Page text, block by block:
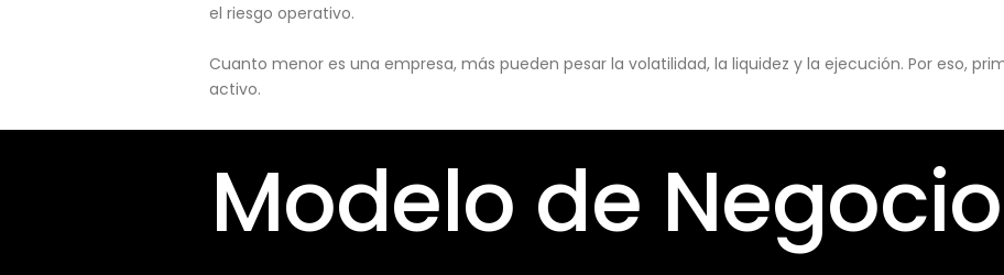
el riesgo operativo.
Cuanto menor es una empresa, más pueden pesar la volatilidad, la liquidez y la ejecución. Por eso,
activo.
Modelo de Negocio